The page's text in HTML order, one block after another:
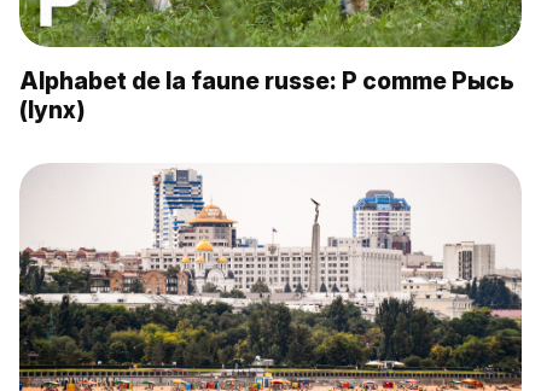
Alphabet de la faune russe: Р comme Рысь
(lynx)